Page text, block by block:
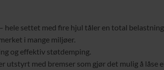
settet med fire hjul tåler en total
i mange miljøer.
og effektiv støtdemping.
utstyrt med bremser som gjør det mulig å låse